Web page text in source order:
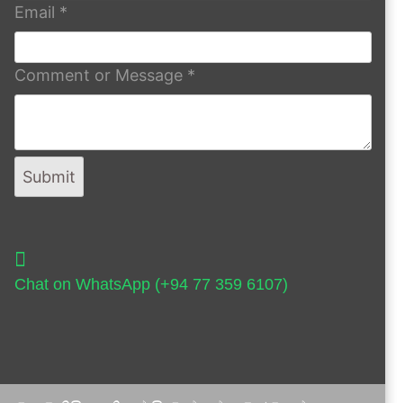
Email *
Comment or Message *
Submit
Chat on WhatsApp (+94 77 359 6107)